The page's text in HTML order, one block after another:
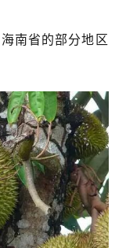
南省的部分地区